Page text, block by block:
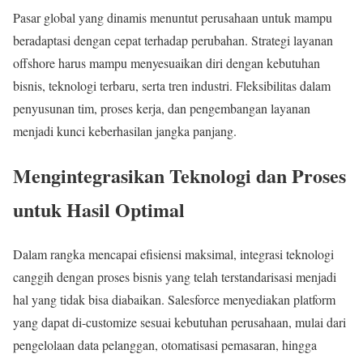
Pasar global yang dinamis menuntut perusahaan untuk mampu
beradaptasi dengan cepat terhadap perubahan. Strategi layanan
offshore harus mampu menyesuaikan diri dengan kebutuhan
bisnis, teknologi terbaru, serta tren industri. Fleksibilitas dalam
penyusunan tim, proses kerja, dan pengembangan layanan
menjadi kunci keberhasilan jangka panjang.
Mengintegrasikan Teknologi dan Proses
untuk Hasil Optimal
Dalam rangka mencapai efisiensi maksimal, integrasi teknologi
canggih dengan proses bisnis yang telah terstandarisasi menjadi
hal yang tidak bisa diabaikan. Salesforce menyediakan platform
yang dapat di-customize sesuai kebutuhan perusahaan, mulai dari
pengelolaan data pelanggan, otomatisasi pemasaran, hingga